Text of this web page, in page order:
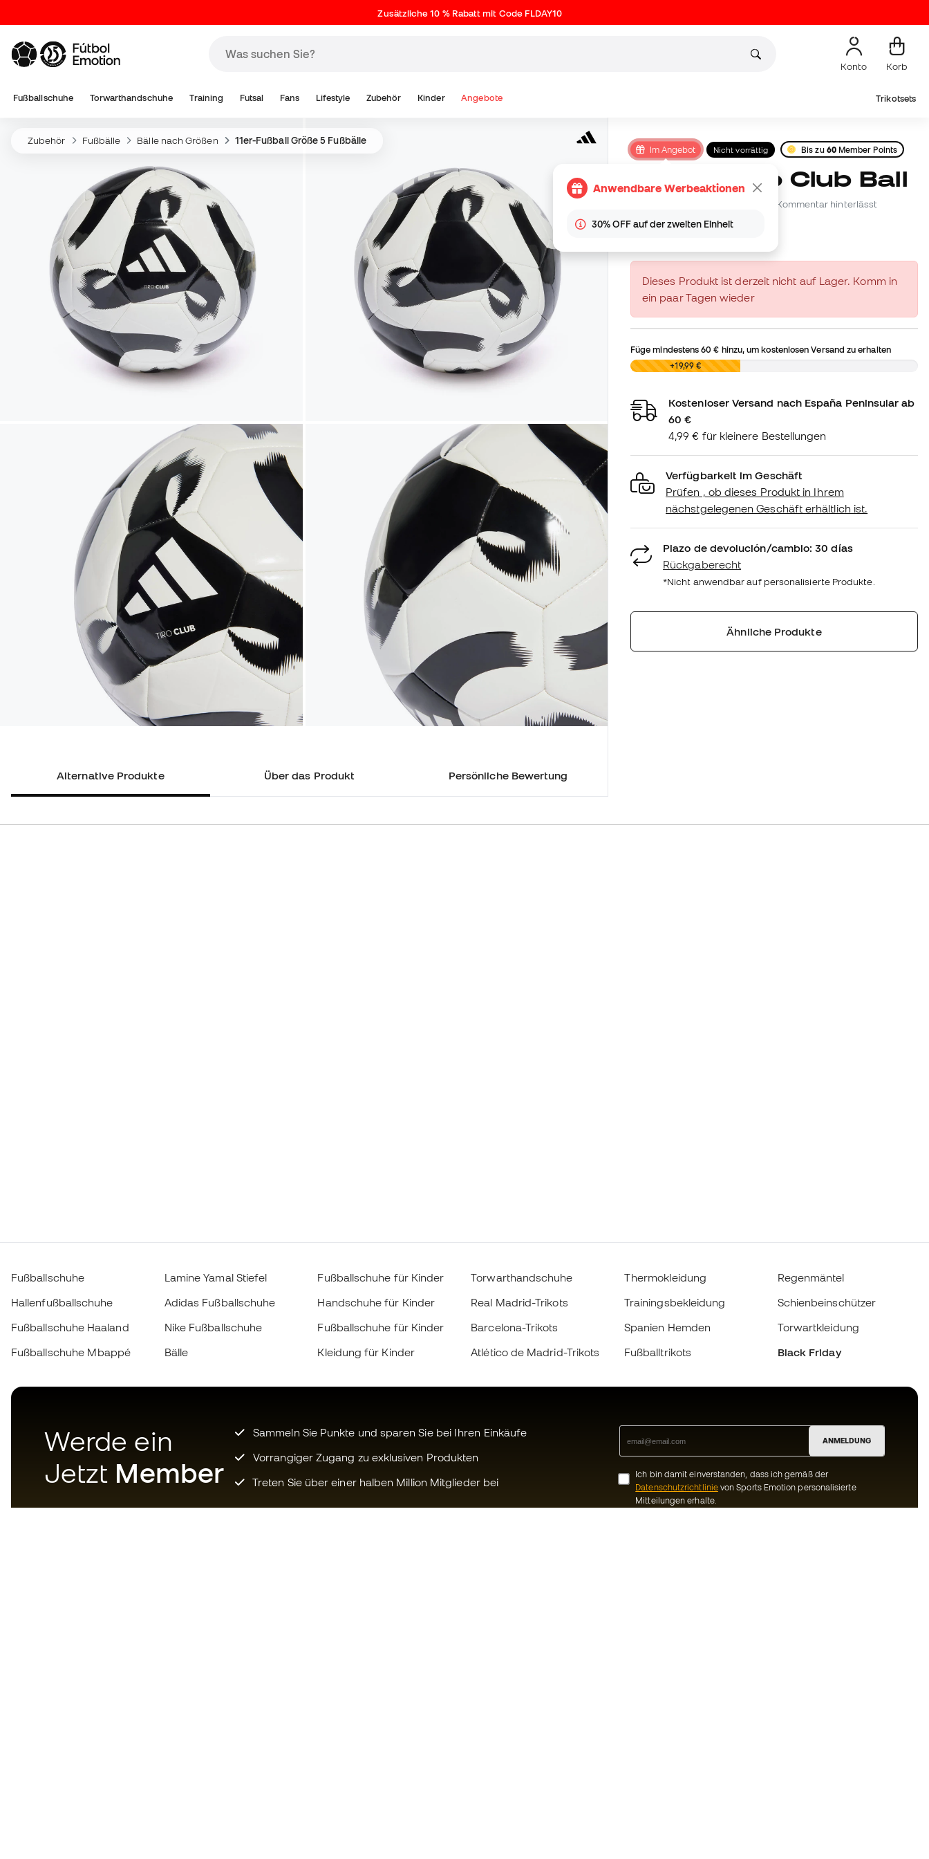
Zusätzliche 10 % Rabatt mit Code FLDAY10
Konto Korb
Fußballschuhe Torwarthandschuhe Training Futsal Fans Lifestyle Zubehör Kinder Angebote Trikotsets
Zubehör Fußbälle Bälle nach Größen 11er-Fußball Größe 5 Fußbälle
Alternative Produkte Über das Produkt Persönliche Bewertung
Im Angebot Nicht vorrättig Bis zu 60Member Points
adidas Tiro Club Ball
Seien Sie der Erste, der einen Kommentar hinterlässt
19
Dieses Produkt ist derzeit nicht auf Lager. Komm in
ein paar Tagen wieder
Füge mindestens60 € hinzu, um kostenlosen Versand zu erhalten
0,00 € +19,99 €
Kostenloser Versand nach España Peninsular ab
60 €
4,99 € für kleinere Bestellungen
Verfügbarkeit im Geschäft
Prüfen , ob dieses Produkt in Ihrem
nächstgelegenen Geschäft erhältlich ist.
Plazo de devolución/cambio: 30 días
Rückgaberecht
*Nicht anwendbar auf personalisierte Produkte.
Ähnliche Produkte
Fußballschuhe
Hallenfußballschuhe
Fußballschuhe Haaland
Fußballschuhe Mbappé
Lamine Yamal Stiefel
Adidas Fußballschuhe
Nike Fußballschuhe
Bälle
Fußballschuhe für Kinder
Handschuhe für Kinder
Fußballschuhe für Kinder
Kleidung für Kinder
Torwarthandschuhe
Real Madrid-Trikots
Barcelona-Trikots
Atlético de Madrid-Trikots
Thermokleidung
Trainingsbekleidung
Spanien Hemden
Fußballtrikots
Regenmäntel
Schienbeinschützer
Torwartkleidung
Black Friday
Werde ein
Jetzt Member
Sammeln Sie Punkte und sparen Sie bei Ihren Einkäufe
Vorrangiger Zugang zu exklusiven Produkten
Treten Sie über einer halben Million Mitglieder bei
ANMELDUNG
Ich bin damit einverstanden, dass ich gemäß der
Datenschutzrichtlinievon Sports Emotion personalisierte
Mitteilungen erhalte.
Anwendbare Werbeaktionen
30% OFF auf der zweiten Einheit